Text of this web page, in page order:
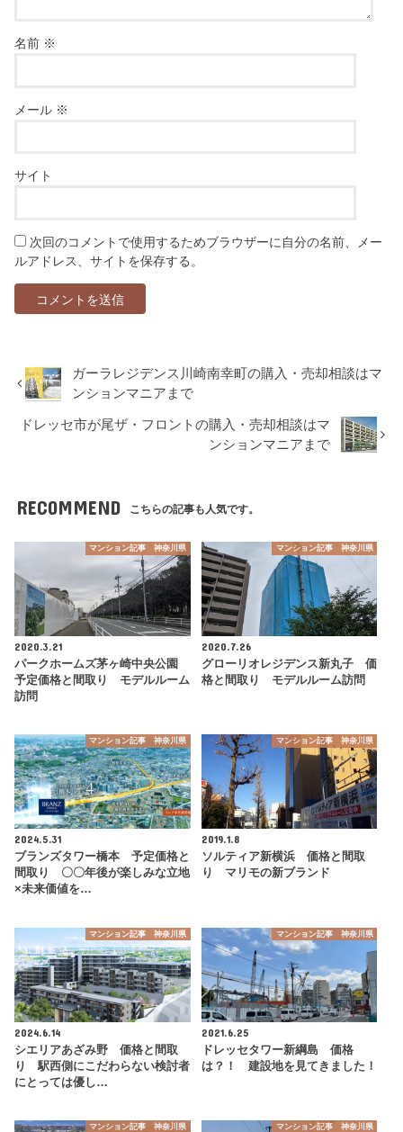
名前 ※
メール ※
サイト
次回のコメントで使用するためブラウザーに自分の名前、メー
ルアドレス、サイトを保存する。
ガーラレジデンス川崎南幸町の購入・売却相談はマ
ンションマニアまで
ドレッセ市が尾ザ・フロントの購入・売却相談はマ
ンションマニアまで
RECOMMEND こちらの記事も人気です。
マンション記事 神奈川県
2020.3.21
パークホームズ茅ヶ崎中央公園
予定価格と間取り モデルルーム
訪問
マンション記事 神奈川県
2020.7.26
グローリオレジデンス新丸子 価
格と間取り モデルルーム訪問
マンション記事 神奈川県
2024.5.31
ブランズタワー橋本 予定価格と
間取り 〇〇年後が楽しみな立地
×未来価値を…
マンション記事 神奈川県
2019.1.8
ソルティア新横浜 価格と間取
り マリモの新ブランド
マンション記事 神奈川県
2024.6.14
シエリアあざみ野 価格と間取
り 駅西側にこだわらない検討者
にとっては優し…
マンション記事 神奈川県
2021.6.25
ドレッセタワー新綱島 価格
は？！ 建設地を見てきました！
マンション記事 神奈川県 マンション記事 神奈川県